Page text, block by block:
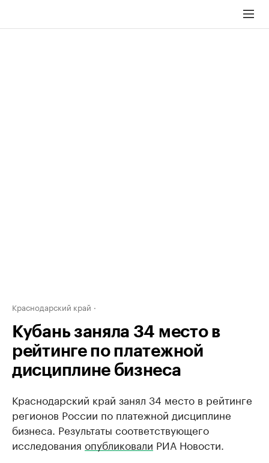
Краснодарский край
Кубань заняла 34 место в
рейтинге по платежной
дисциплине бизнеса
Краснодарский край занял 34 место в рейтинге
регионов России по платежной дисциплине
бизнеса. Результаты соответствующего
исследования опубликовали РИА Новости.